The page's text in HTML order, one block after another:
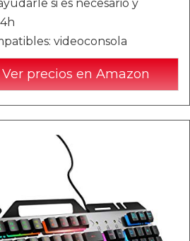
si es necesario y
videoconsola
precios en Amazon